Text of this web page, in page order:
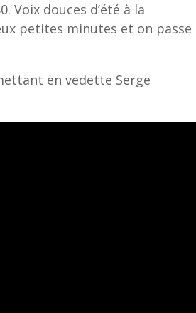
Voix douces d’été à la
petites minutes et on passe
en vedette Serge